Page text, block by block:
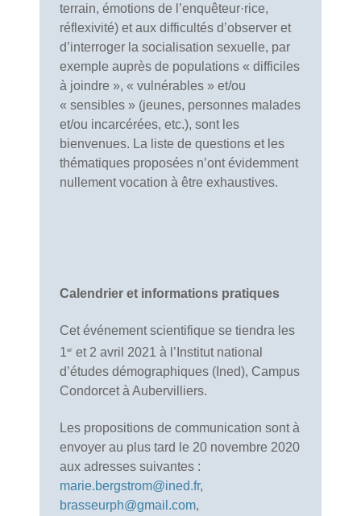
terrain, émotions de l’enquêteur·rice,
réflexivité) et aux difficultés d’observer et
d’interroger la socialisation sexuelle, par
exemple auprès de populations « difficiles
à joindre », « vulnérables » et/ou
« sensibles » (jeunes, personnes malades
et/ou incarcérées, etc.), sont les
bienvenues. La liste de questions et les
thématiques proposées n’ont évidemment
nullement vocation à être exhaustives.
Calendrier et informations pratiques
Cet événement scientifique se tiendra les
1er et 2 avril 2021 à l’Institut national
d’études démographiques (Ined), Campus
Condorcet à Aubervilliers.
Les propositions de communication sont à
envoyer au plus tard le 20 novembre 2020
aux adresses suivantes :
marie.bergstrom@ined.fr,
brasseurph@gmail.com,